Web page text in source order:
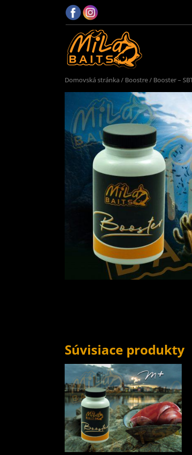
Domovská stránka/ Boostre/ Booster –
Súvisiace produkty